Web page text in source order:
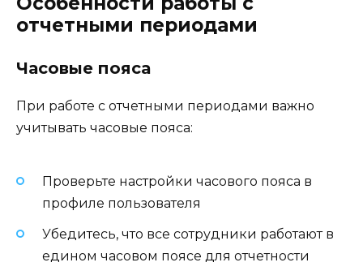
отчетными периодами
Часовые пояса
При работе с отчетными периодами важно
учитывать часовые пояса:
Проверьте настройки часового пояса в
профиле пользователя
Убедитесь, что все сотрудники работают в
едином часовом поясе для отчетности